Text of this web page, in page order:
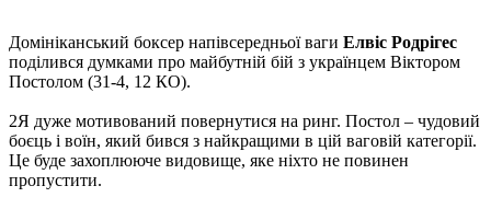
Домініканський боксер напівсередньої ваги Елвіс Родрігес
поділився думками про майбутній бій з українцем Віктором
Постолом (31-4, 12 КО).
2Я дуже мотивований повернутися на ринг. Постол – чудовий
боєць і воїн, який бився з найкращими в цій ваговій категорії.
Це буде захоплююче видовище, яке ніхто не повинен
пропустити.